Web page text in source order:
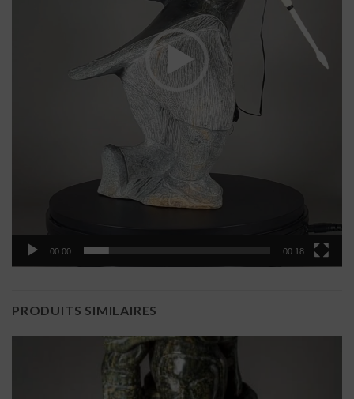
00:00 00:18
PRODUITS SIMILAIRES